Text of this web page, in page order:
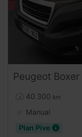
Peugeot Boxer
40.300 km
Manual
Plan Pive